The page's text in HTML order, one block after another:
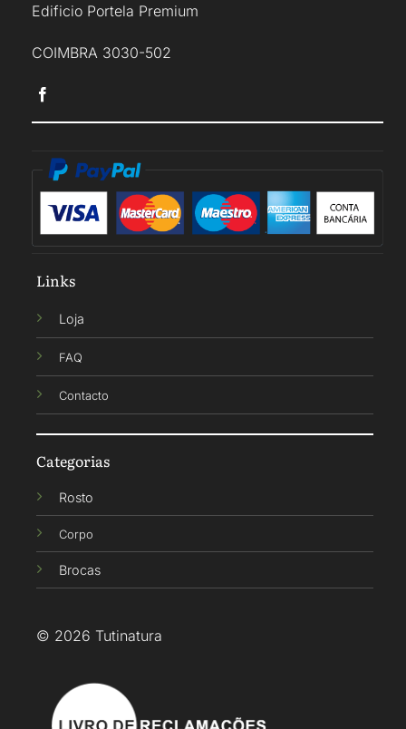
Edificio Portela Premium
COIMBRA 3030-502
Links
Loja
FAQ
Contacto
Categorias
Rosto
Corpo
Brocas
© 2026 Tutinatura